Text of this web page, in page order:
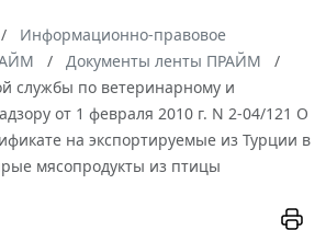
Информационно-правовое
Документы ленты ПРАЙМ
службы по ветеринарному и
от 1 февраля 2010 г. N 2-04/121 О
на экспортируемые из Турции в
мясопродукты из птицы